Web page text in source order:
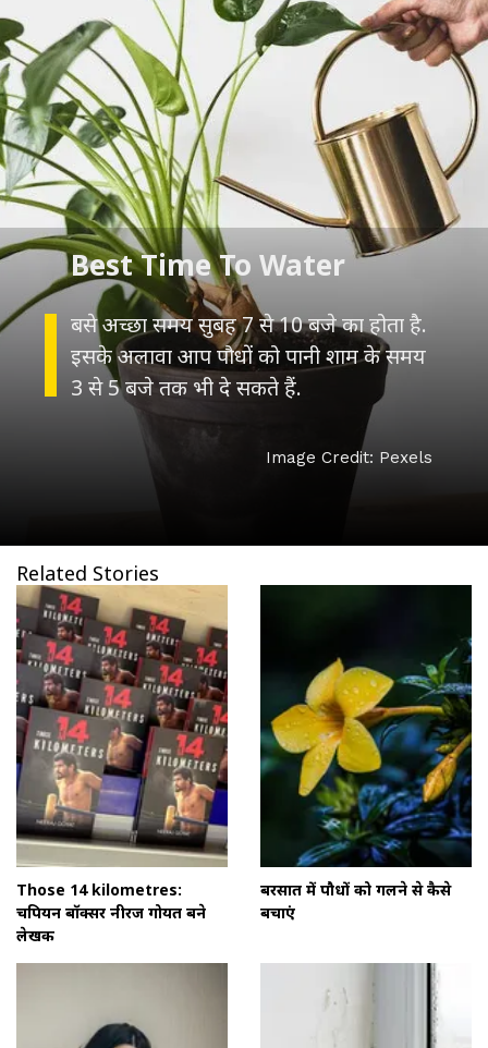
बसे अच्छा समय सुबह 7 से 10 बजे का होता है.
इसके अलावा आप पौधों को पानी शाम के समय
3 से 5 बजे तक भी दे सकते हैं.
Best Time To Water
Image Credit: Pexels
Related Stories
Those 14 kilometres:
चैंपियन बॉक्सर नीरज गोयत बने
लेखक
बरसात में पौधों को गलने से कैसे
बचाएं